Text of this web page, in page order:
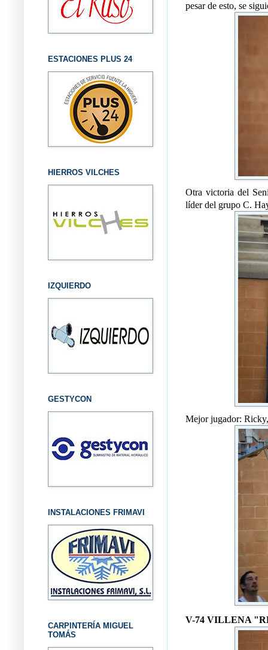
pesar de esto, se
Otra victoria del
líder del grupo C.
Mejor jugador:
V-74 VILLENA
ESTACIONES PLUS 24
HIERROS VILCHES
IZQUIERDO
GESTYCON
INSTALACIONES FRIMAVI
CARPINTERÍA MIGUEL
TOMÁS